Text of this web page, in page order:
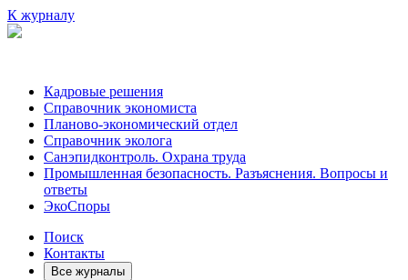
К журналу
Кадровые решения
Справочник экономиста
Планово-экономический отдел
Справочник эколога
Санэпидконтроль. Охрана труда
Промышленная безопасность. Разъяснения. Вопросы и
ответы
ЭкоСпоры
Поиск
Контакты
Все журналы